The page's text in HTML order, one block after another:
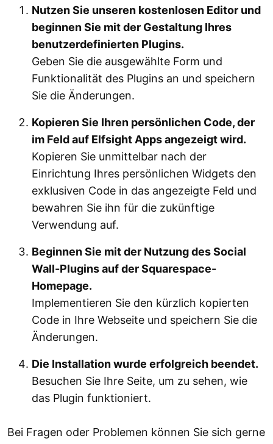
Nutzen Sie unseren kostenlosen Editor und
beginnen Sie mit der Gestaltung Ihres
benutzerdefinierten Plugins.
Geben Sie die ausgewählte Form und
Funktionalität des Plugins an und speichern
Sie die Änderungen.
Kopieren Sie Ihren persönlichen Code, der
im Feld auf Elfsight Apps angezeigt wird.
Kopieren Sie unmittelbar nach der
Einrichtung Ihres persönlichen Widgets den
exklusiven Code in das angezeigte Feld und
bewahren Sie ihn für die zukünftige
Verwendung auf.
Beginnen Sie mit der Nutzung des Social
Wall-Plugins auf der Squarespace-
Homepage.
Implementieren Sie den kürzlich kopierten
Code in Ihre Webseite und speichern Sie die
Änderungen.
Die Installation wurde erfolgreich beendet.
Besuchen Sie Ihre Seite, um zu sehen, wie
das Plugin funktioniert.
Bei Fragen oder Problemen können Sie sich gerne